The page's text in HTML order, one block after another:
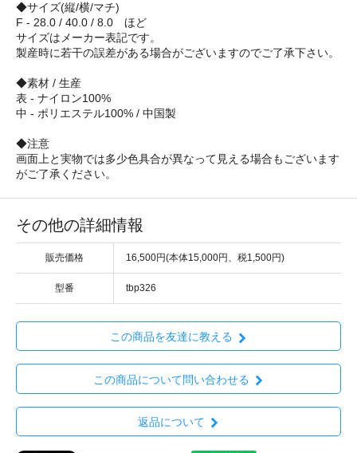
◆サイズ(縦/横/マチ)
F - 28.0 / 40.0 / 8.0 ほど
サイズはメーカー表記です。
製産時に若干の誤差がある場合がございますのでご了承下さい。
◆素材 / 生産
表 - ナイロン100%
中 - ポリエステル100% / 中国製
◆注意
画面上と実物では多少色具合が異なって見える場合もございます
がご了承ください。
その他の詳細情報
販売価格 16,500円(本体15,000円、税1,500円)
型番 tbp326
この商品を友達に教える
この商品について問い合わせる
返品について